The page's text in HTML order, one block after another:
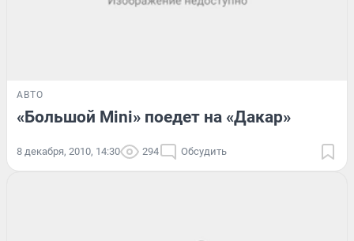
АВТО
«Большой Mini» поедет на «Дакар»
8 декабря, 2010, 14:30 294 Обсудить